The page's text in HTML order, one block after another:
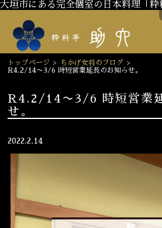
大垣市にある完全個室の日本料理「
トップページ > ちかげ女将のブログ >
R4.2/14〜3/6 時短営業延長のお知らせ。
R4.2/14〜3/6 時短営業
せ。
2022.2.14
スタッフ紹介
季節のお料理 お弁
お飲み物
会議
結婚式・披露宴